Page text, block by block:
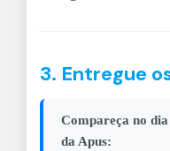
3. Entregue
Compareça no
da Apus: